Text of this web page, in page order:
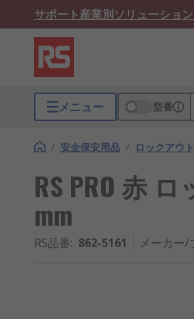
サポート産業別ソリューション
メニュー 型番
/ 安全保安用品 / ロックアウ
RS PRO 赤
mm
RS品番: 862-5161 メーカー/